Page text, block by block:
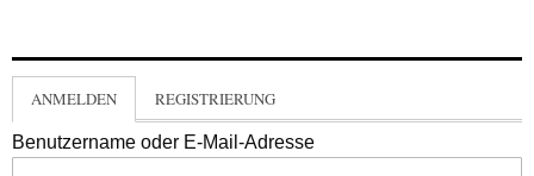
ANMELDEN REGISTRIERUNG
Benutzername oder E-Mail-Adresse